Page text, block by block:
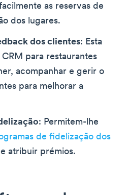
as reservas de
dos lugares.
dos clientes: Esta
para restaurantes
acompanhar e gerir o
para melhorar a
: Permitem-lhe
de fidelização dos
e atribuir prémios.